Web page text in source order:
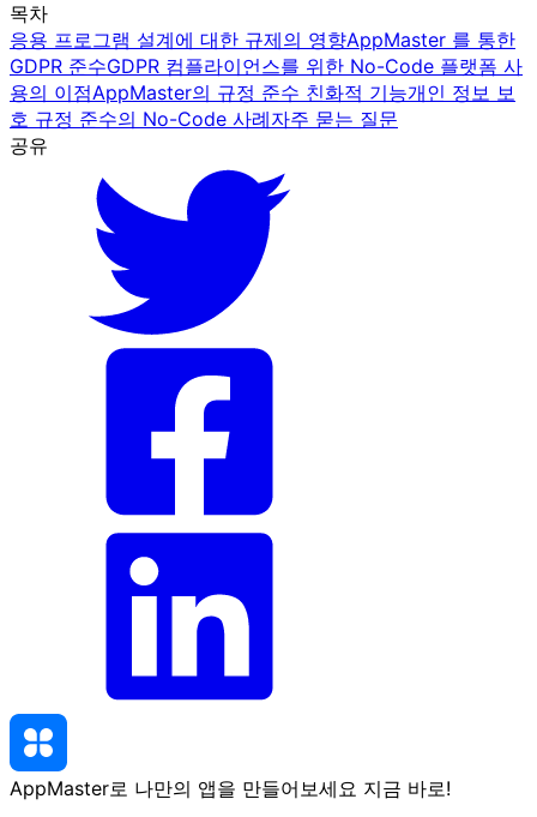
목차
응용 프로그램 설계에 대한 규제의 영향AppMaster 를 통한
GDPR 준수GDPR 컴플라이언스를 위한 No-Code 플랫폼 사
용의 이점AppMaster의 규정 준수 친화적 기능개인 정보 보
호 규정 준수의 No-Code 사례자주 묻는 질문
공유
AppMaster로 나만의 앱을 만들어보세요 지금 바로!